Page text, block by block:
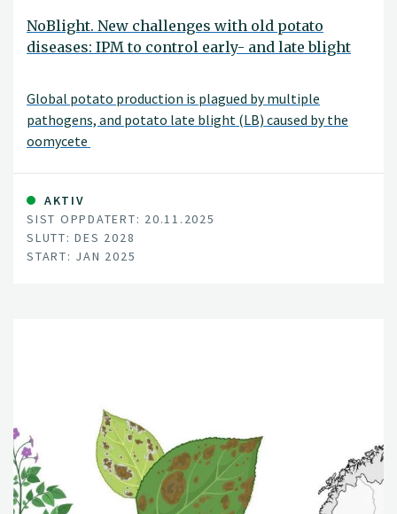
NoBlight. New challenges with old potato
diseases: IPM to control early- and late blight
Global potato production is plagued by multiple
pathogens, and potato late blight (LB) caused by the
oomycete
AKTIV
SIST OPPDATERT: 20.11.2025
SLUTT: DES 2028
START: JAN 2025